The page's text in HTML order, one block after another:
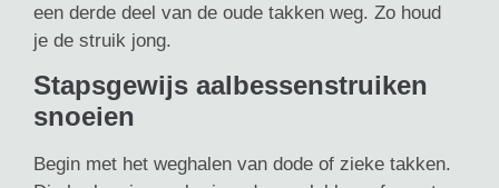
een derde deel van de oude takken weg. Zo houd
je de struik jong.
Stapsgewijs aalbessenstruiken
snoeien
Begin met het weghalen van dode of zieke takken.